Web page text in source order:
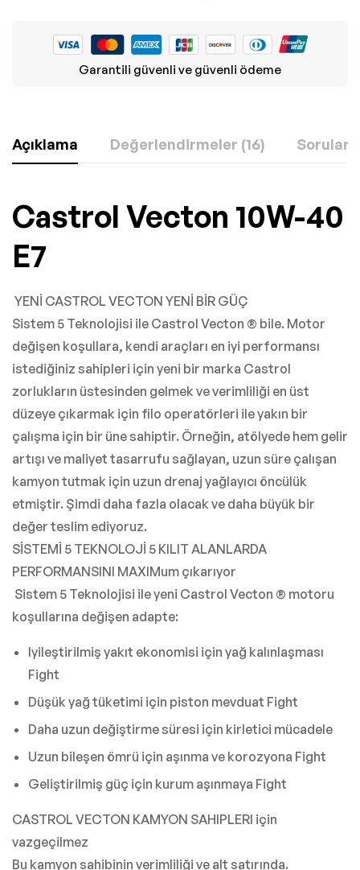
Garantili güvenli ve güvenli ödeme
Açıklama Değerlendirmeler (16) Sorular
Castrol Vecton 10W-40
E7
YENİ CASTROL VECTON YENİ BİR GÜÇ
Sistem 5 Teknolojisi ile Castrol Vecton ® bile. Motor
değişen koşullara, kendi araçları en iyi performansı
istediğiniz sahipleri için yeni bir marka Castrol
zorlukların üstesinden gelmek ve verimliliği en üst
düzeye çıkarmak için filo operatörleri ile yakın bir
çalışma için bir üne sahiptir. Örneğin, atölyede hem gelir
artışı ve maliyet tasarrufu sağlayan, uzun süre çalışan
kamyon tutmak için uzun drenaj yağlayıcı öncülük
etmiştir. Şimdi daha fazla olacak ve daha büyük bir
değer teslim ediyoruz.
SİSTEMİ 5 TEKNOLOJİ 5 KILIT ALANLARDA
PERFORMANSINI MAXIMum çıkarıyor
Sistem 5 Teknolojisi ile yeni Castrol Vecton ® motoru
koşullarına değişen adapte:
Iyileştirilmiş yakıt ekonomisi için yağ kalınlaşması
Fight
Düşük yağ tüketimi için piston mevduat Fight
Daha uzun değiştirme süresi için kirletici mücadele
Uzun bileşen ömrü için aşınma ve korozyona Fight
Geliştirilmiş güç için kurum aşınmaya Fight
CASTROL VECTON KAMYON SAHIPLERI için
vazgeçilmez
Bu kamyon sahibinin verimliliği ve alt satırında.